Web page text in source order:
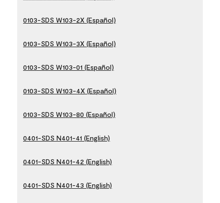
0103-SDS W103-2X (Español)
0103-SDS W103-3X (Español)
0103-SDS W103-01 (Español)
0103-SDS W103-4X (Español)
0103-SDS W103-80 (Español)
0401-SDS N401-41 (English)
0401-SDS N401-42 (English)
0401-SDS N401-43 (English)